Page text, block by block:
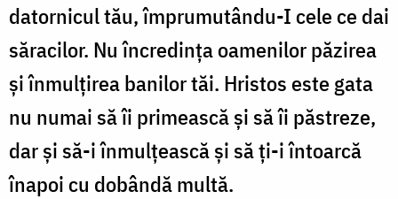
datornicul tău, împrumutându-I cele ce dai
săracilor. Nu încredinţa oamenilor păzirea
şi înmulţirea banilor tăi. Hristos este gata
nu numai să îi primească şi să îi păstreze,
dar şi să-i înmulţească şi să ţi-i întoarcă
înapoi cu dobândă multă.